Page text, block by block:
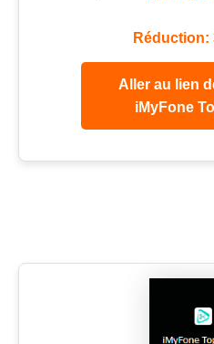
Réduction:
Aller au lien
iMyFone